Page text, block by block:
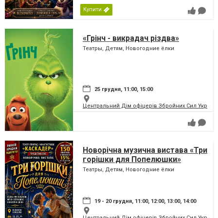
Купити
«Грінч - викрадач різдва»
Театры, Детям, Новогодние ёлки
25 грудня, 11:00, 15:00
Центральний Дім офіцерів Збройних Сил
Новорічна музична вистава «Три
горішки для Попелюшки»
Театры, Детям, Новогодние ёлки
19 - 20 грудня, 11:00, 12:00, 13:00, 14:00